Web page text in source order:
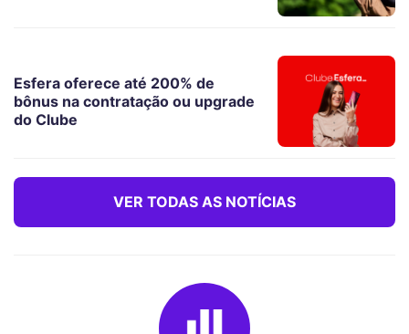
Esfera oferece até 200% de
bônus na contratação ou upgrade
do Clube
VER TODAS AS NOTÍCIAS